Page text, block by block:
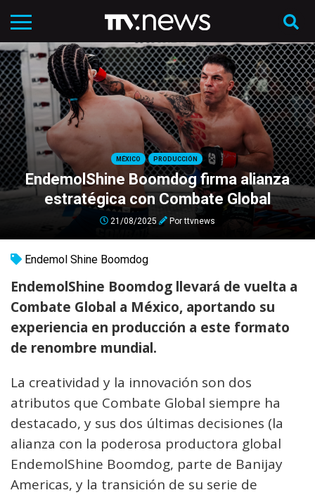
MÉXICO PRODUCCIÓN
EndemolShine Boomdog firma alianza
estratégica con Combate Global
21/08/2025 Porttvnews
Endemol Shine Boomdog
EndemolShine Boomdog llevará de vuelta a
Combate Global a México, aportando su
experiencia en producción a este formato
de renombre mundial.
La creatividad y la innovación son dos
atributos que Combate Global siempre ha
destacado, y sus dos últimas decisiones (la
alianza con la poderosa productora global
EndemolShine Boomdog, parte de Banijay
Americas, y la transición de su serie de